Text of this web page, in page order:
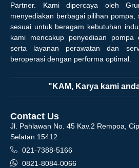
Partner. Kami dipercaya oleh
menyediakan berbagai pilihan pompa,
sesuai untuk beragam kebutuhan
kami mencakup penyediaan pompa
serta layanan perawatan dan
beroperasi dengan performa optimal.
"KAM, Karya kami
Contact Us
Jl. Pahlawan No. 45 Kav.2 Rempoa,
Selatan 15412
021-7388-5166
0821-8084-0066